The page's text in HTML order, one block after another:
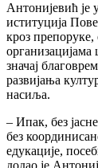
Антонијевић је
иституција
кроз препоруке,
значај
развијања
насиља.
– Ипак, без
без
едукације,
додао је